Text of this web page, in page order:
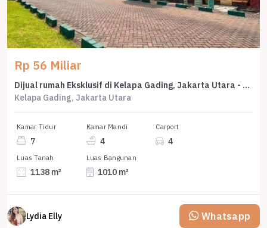
Rp 56 Miliar
Dijual rumah Eksklusif di Kelapa Gading, Jakarta Utara - LT 1138m²
Kelapa Gading, Jakarta Utara
Kamar Tidur
7
Kamar Mandi
4
Carport
4
Luas Tanah
1138 m²
Luas Bangunan
1010 m²
Lydia Elly Whatsapp